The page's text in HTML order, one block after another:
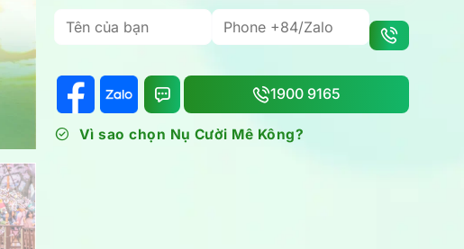
1900 9165
Vì sao chọn Nụ Cười Mê Kông?